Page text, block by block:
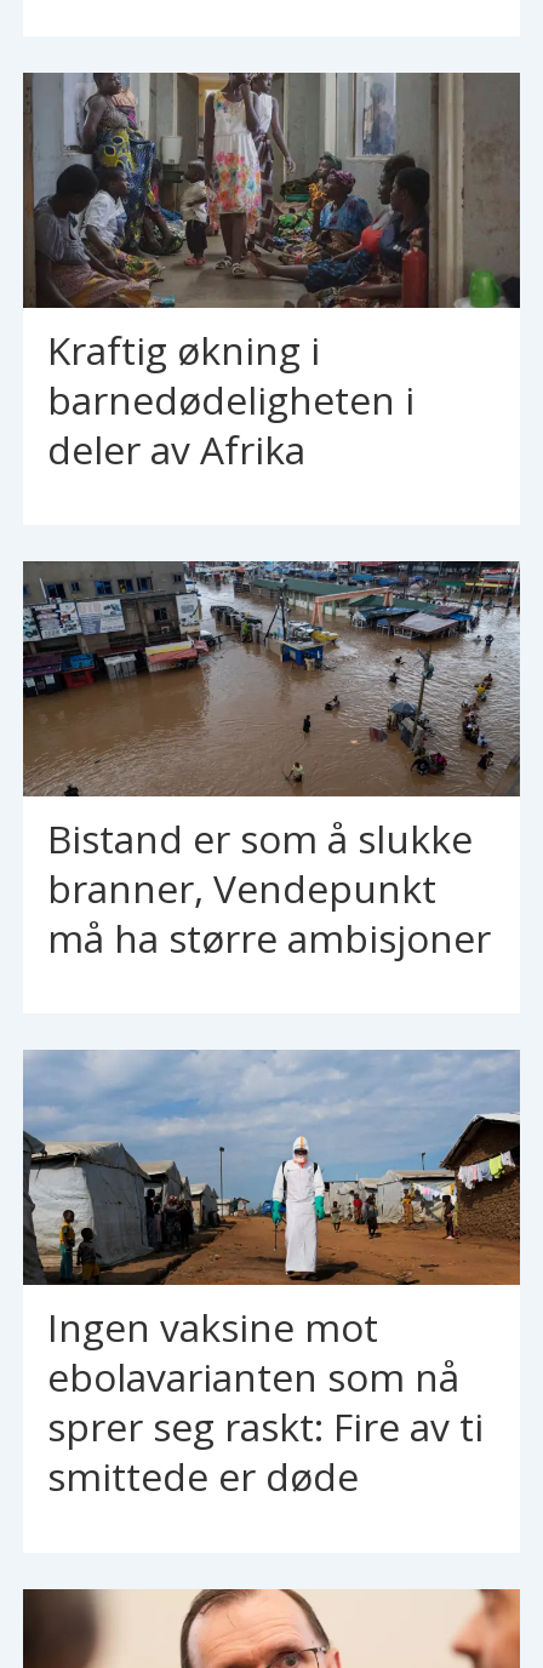
Kraftig økning i
barnedødeligheten i
deler av Afrika
Bistand er som å slukke
branner, Vendepunkt
må ha større ambisjoner
Ingen vaksine mot
ebolavarianten som nå
sprer seg raskt: Fire av ti
smittede er døde